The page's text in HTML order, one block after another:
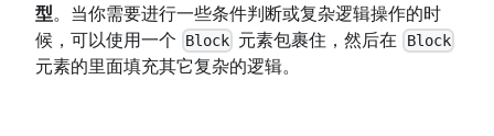
型。当你需要进行一些条件判断或复杂逻辑操作的时
候，可以使用一个
Block 元素包裹住，然后在 Block
元素的里面填充其它复杂的逻辑。